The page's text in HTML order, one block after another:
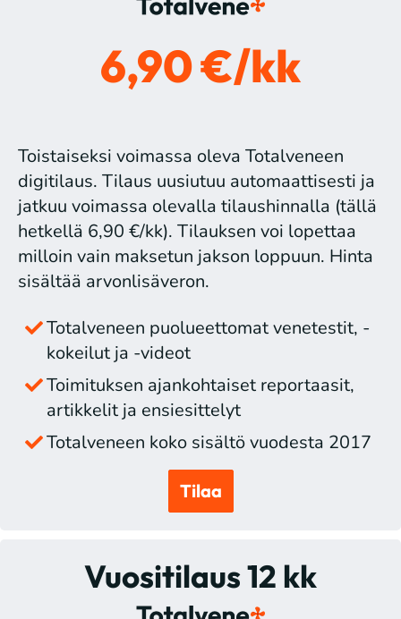
6,90 €/kk
Toistaiseksi voimassa oleva Totalveneen
digitilaus. Tilaus uusiutuu automaattisesti ja
jatkuu voimassa olevalla tilaushinnalla (tällä
hetkellä 6,90 €/kk). Tilauksen voi lopettaa
milloin vain maksetun jakson loppuun. Hinta
sisältää arvonlisäveron.
Totalveneen puolueettomat venetestit, -
kokeilut ja -videot
Toimituksen ajankohtaiset reportaasit,
artikkelit ja ensiesittelyt
Totalveneen koko sisältö vuodesta 2017
Tilaa
Vuositilaus 12 kk